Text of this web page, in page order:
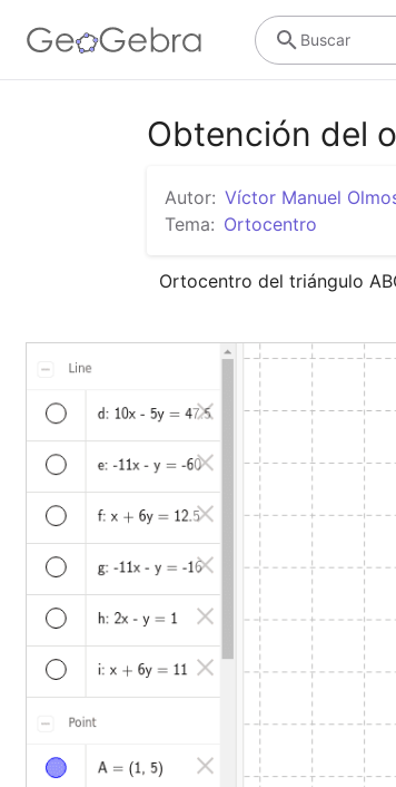
Buscar
Obtención del
Autor: Víctor Manuel
Tema: Ortocentro
Ortocentro del triángulo